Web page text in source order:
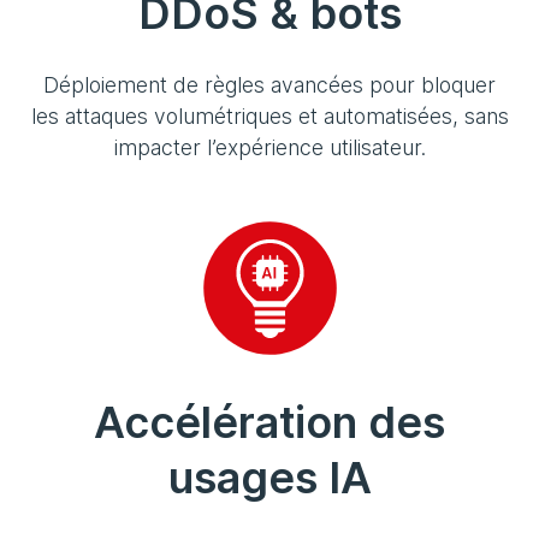
DDoS & bots
Déploiement de règles avancées pour bloquer
les attaques volumétriques et automatisées, sans
impacter l’expérience utilisateur.
Accélération des
usages IA